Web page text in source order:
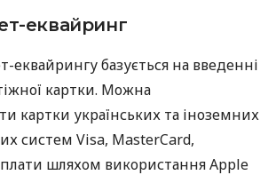
еквайринг
еквайрингу базується на введенні
картки. Можна
картки українських та іноземних
систем Visa, MasterCard,
шляхом використання Apple